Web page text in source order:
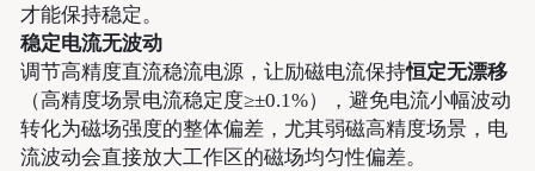
才能保持稳定。
稳定电流无波动
调节高精度直流稳流电源，让励磁电流保持恒定无漂移
（高精度场景电流稳定度≥±0.1%），避免电流小幅波动
转化为磁场强度的整体偏差，尤其弱磁高精度场景，电
流波动会直接放大工作区的磁场均匀性偏差。